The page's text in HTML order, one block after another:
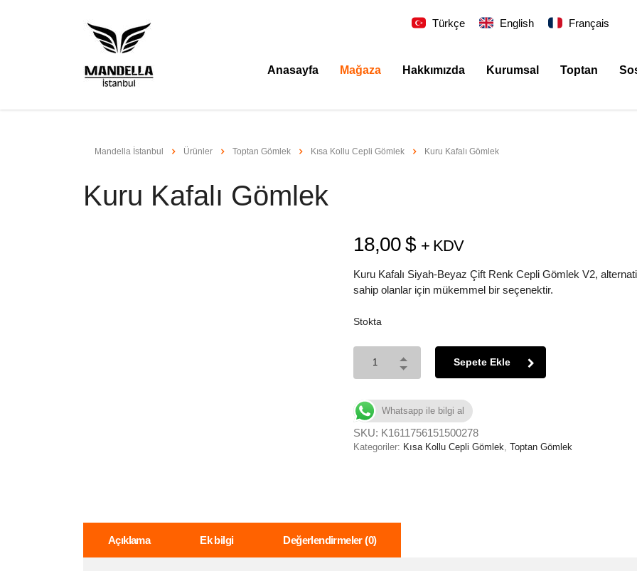
Türkçe English Français
Anasayfa Mağaza Hakkımızda Kurumsal Toptan
Mandella İstanbul Ürünler Toptan Gömlek Kısa Kollu Cepli Gömlek Kuru Kafalı Gömlek
Kuru Kafalı Gömlek
18,00$ + KDV
Kuru Kafalı Siyah-Beyaz Çift Renk Cepli Gömlek V2,
sahip olanlar için mükemmel bir seçenektir.
Stokta
Sepete Ekle
Whatsapp ile bilgi al
SKU: K1611756151500278
Kategoriler: Kısa Kollu Cepli Gömlek, Toptan Gömlek
Açıklama Ek bilgi Değerlendirmeler (0)